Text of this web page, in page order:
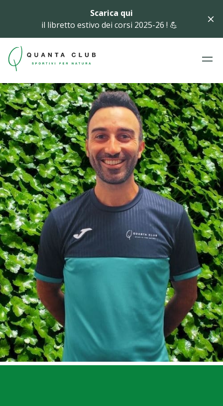
Scarica qui
il libretto estivo dei corsi 2025-26 ! 💪